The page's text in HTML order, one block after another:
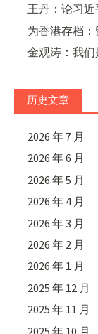
王丹：论习
为香港存档
金观涛：我
历史文章
2026 年 7 月
2026 年 6 月
2026 年 5 月
2026 年 4 月
2026 年 3 月
2026 年 2 月
2026 年 1 月
2025 年 12 月
2025 年 11 月
2025 年 10 月